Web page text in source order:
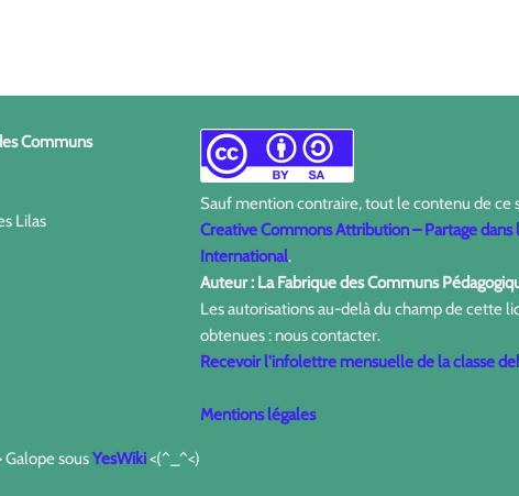
Communs
Lilas
Sauf mention contraire, tout le contenu de ce
Creative Commons Attribution – Partage
International.
Auteur : La Fabrique des Communs
Les autorisations au-delà du champ de cette
obtenues : nous contacter.
Recevoir l'infolettre mensuelle de la classe
Mentions légales
Galope sousYesWiki<(^_^<)